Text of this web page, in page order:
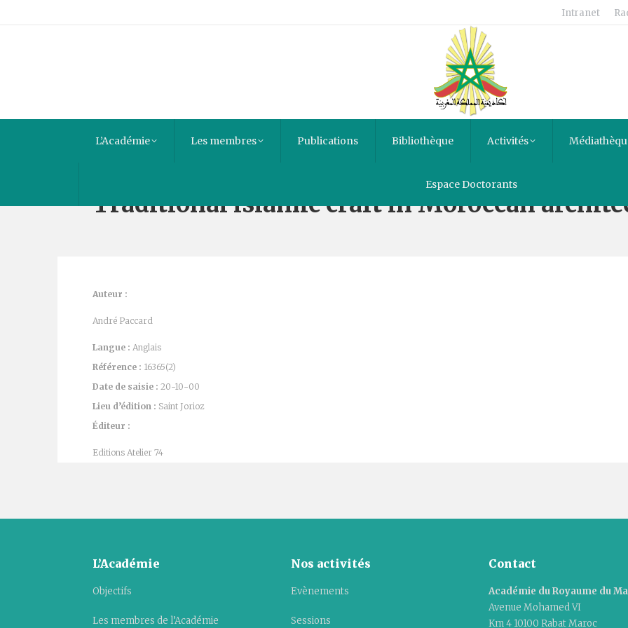
Intranet
L’Académie Les membres Publications Bibliothèque Activités
Espace Doctorants
Traditional islamic craft in Moroccan
Auteur :
André Paccard
Langue : Anglais
Référence : 16365(2)
Date de saisie : 20-10-00
Lieu d’édition : Saint Jorioz
Éditeur :
Editions Atelier 74
L’Académie
Objectifs
Les membres de l’Académie
Nos activités
Evènements
Sessions
Contact
Académie du Royaume du
Avenue Mohamed VI
Km 4 10100 Rabat Maroc